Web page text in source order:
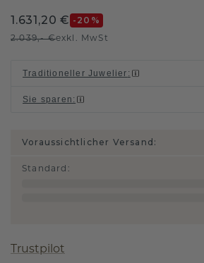
1.631,20 € -20 %
2.039,- €exkl. MwSt
Traditioneller Juwelier :
Sie sparen :
Voraussichtlicher Versand:
Standard :
Trustpilot